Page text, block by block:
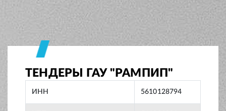
ТЕНДЕРЫ ГАУ "РАМПИП"
ИНН 5610128794